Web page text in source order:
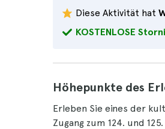
Diese Aktivität hat
KOSTENLOSE
Höhepunkte des
Erleben Sie eines der
Zugang zum 124. und